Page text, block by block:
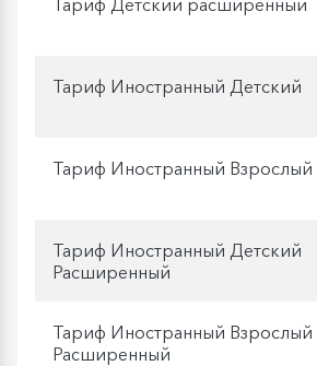
Тариф Иностранный Детский
Тариф Иностранный Взрослый
Тариф Иностранный Детский
Расширенный
Тариф Иностранный Взрослый
Расширенный